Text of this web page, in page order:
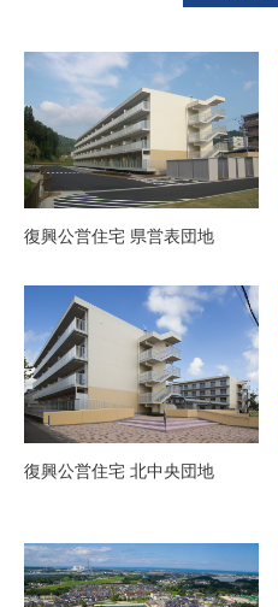
復興公営住宅 県営表団地
復興公営住宅 北中央団地